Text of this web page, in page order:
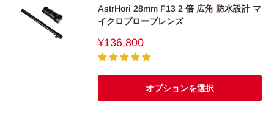
AstrHori 28mm F13 2 倍 広角 防水設計 マ
イクロプローブレンズ
販
売
価
格
¥136,800
オプションを選択